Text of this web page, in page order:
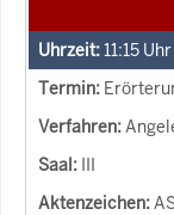
11:15 Uhr
III